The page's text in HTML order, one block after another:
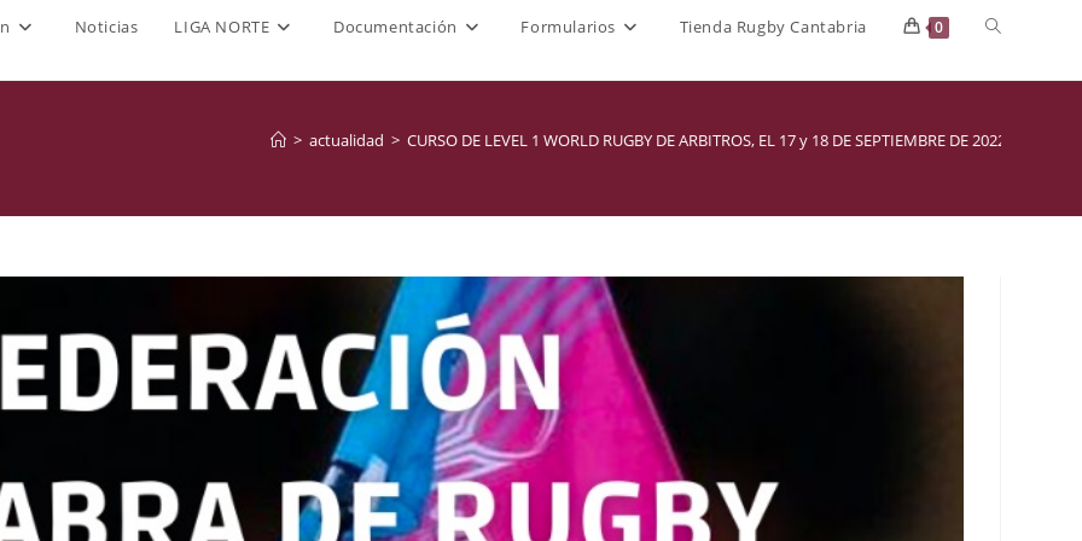
Noticias LIGA NORTE Documentación Formularios Tienda Rugby Cantabria 0 Alternar
búsqueda
de
> actualidad > CURSO DE LEVEL 1 WORLD RUGBY DE ARBITROS, EL 17 y 18 DE SEPTIEMBRE DE 2022